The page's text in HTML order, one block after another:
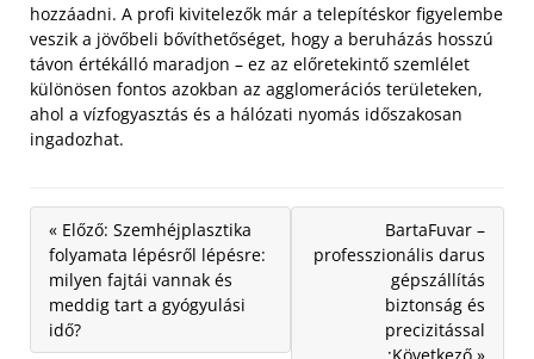
hozzáadni. A profi kivitelezők már a telepítéskor figyelembe
veszik a jövőbeli bővíthetőséget, hogy a beruházás hosszú
távon értékálló maradjon – ez az előretekintő szemlélet
különösen fontos azokban az agglomerációs területeken,
ahol a vízfogyasztás és a hálózati nyomás időszakosan
ingadozhat.
« Előző: Szemhéjplasztika
folyamata lépésről lépésre:
milyen fajtái vannak és
meddig tart a gyógyulási
idő?
BartaFuvar –
professzionális darus
gépszállítás
biztonság és
precizitással